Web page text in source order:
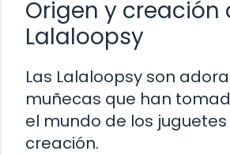
Origen y creación
Lalaloopsy
Las Lalaloopsy son
muñecas que han
el mundo de los
creación.